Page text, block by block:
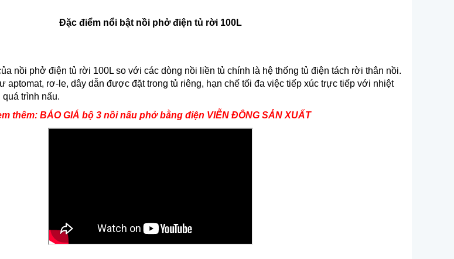
Đặc điểm nổi bật nồi phở điện tủ rời 100L
nồi phở điện tủ rời 100L so với các dòng nồi liền tủ chính là hệ thống tủ điện tách rời thân nồi.
aptomat, rơ-le, dây dẫn được đặt trong tủ riêng, hạn chế tối đa việc tiếp xúc trực tiếp với nhiệt
trình nấu.
thêm: BÁO GIÁ bộ 3 nồi nấu phở bằng điện VIỄN ĐÔNG SẢN XUẤT